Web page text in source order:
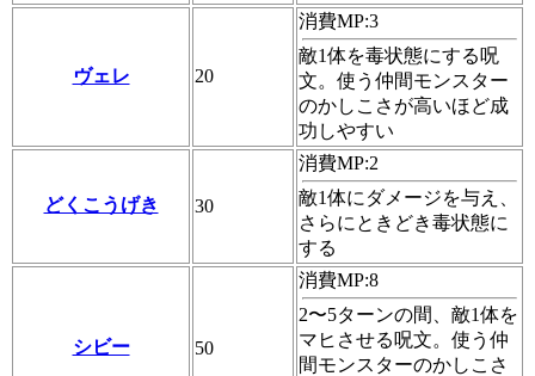
ヴェレ 20
消費MP:3
敵1体を毒状態にする呪
文。使う仲間モンスター
のかしこさが高いほど成
功しやすい
どくこうげき 30
消費MP:2
敵1体にダメージを与え、
さらにときどき毒状態に
する
シビー 50
消費MP:8
2〜5ターンの間、敵1体を
マヒさせる呪文。使う仲
間モンスターのかしこさ